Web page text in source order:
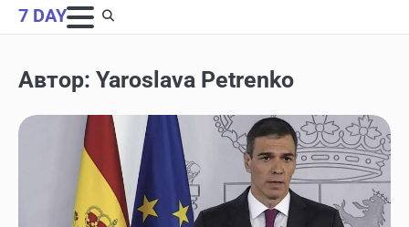
Skip
to
7 DAY
Автор: Yaroslava Petrenko